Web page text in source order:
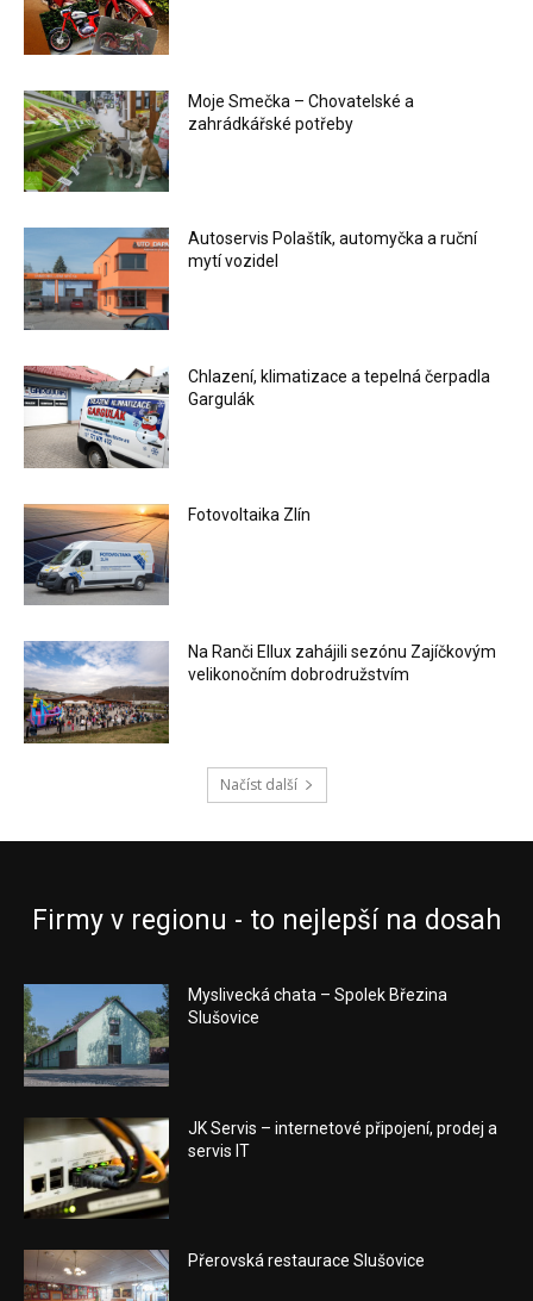
Moje Smečka – Chovatelské a
zahrádkářské potřeby
Autoservis Polaštík, automyčka a ruční
mytí vozidel
Chlazení, klimatizace a tepelná čerpadla
Gargulák
Fotovoltaika Zlín
Na Ranči Ellux zahájili sezónu Zajíčkovým
velikonočním dobrodružstvím
Načíst další
Firmy v regionu - to nejlepší na dosah
Myslivecká chata – Spolek Březina
Slušovice
JK Servis – internetové připojení, prodej a
servis IT
Přerovská restaurace Slušovice